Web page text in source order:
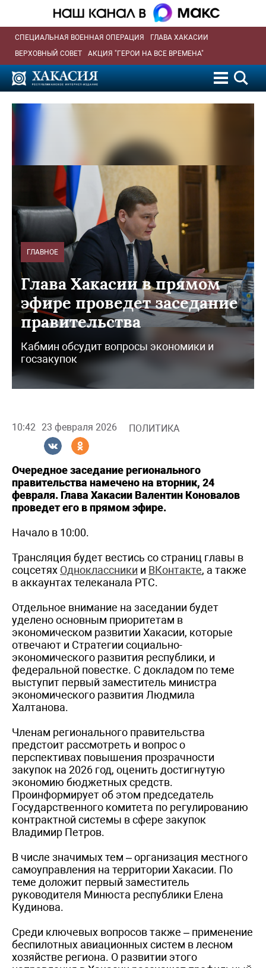
СПЕЦИАЛЬНАЯ ВОЕННАЯ ОПЕРАЦИЯ
ГЛАВА ХАКАСИИ
ВЕРХОВНЫЙ СОВЕТ
АКЦИЯ "ГЕРОИ НА ВСЕ ВРЕМЕНА"
ГЛАВНОЕ
Глава Хакасии в прямом
эфире проведет заседание
правительства
Кабмин обсудит вопросы экономики и
госзакупок
10:42 23 февраля 2026 ПОЛИТИКА
Очередное заседание регионального
правительства намечено на вторник, 24
февраля. Глава Хакасии Валентин Коновалов
проведет его в прямом эфире.
Начало в 10:00.
Трансляция будет вестись со страниц главы в
соцсетях Одноклассники и ВКонтакте, а также
в аккаунтах телеканала РТС.
Отдельное внимание на заседании будет
уделено основным приоритетам в
экономическом развитии Хакасии, которые
отвечают и Стратегии социально-
экономического развития республики, и
федеральной повестке. С докладом по теме
выступит первый заместитель министра
экономического развития Людмила
Халтанова.
Членам регионального правительства
предстоит рассмотреть и вопрос о
перспективах повышения прозрачности
закупок на 2026 год, оценить достигнутую
экономию бюджетных средств.
Проинформирует об этом председатель
Государственного комитета по регулированию
контрактной системы в сфере закупок
Владимир Петров.
В числе значимых тем – организация местного
самоуправления на территории Хакасии. По
теме доложит первый заместитель
руководителя Минюста республики Елена
Кудинова.
Среди ключевых вопросов также – применение
беспилотных авиационных систем в лесном
хозяйстве региона. О развитии этого